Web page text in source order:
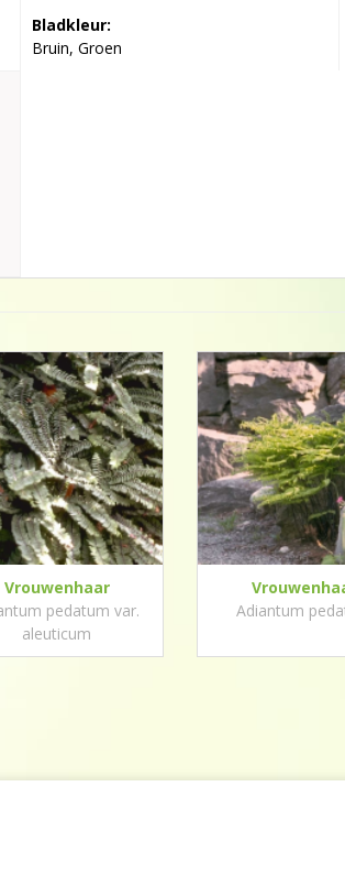
Bladkleur:
Bruin, Groen
Vrouwenhaar
pedatum var.
aleuticum
Adiantum